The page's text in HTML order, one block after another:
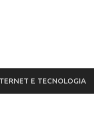
E TECNOLOGIA